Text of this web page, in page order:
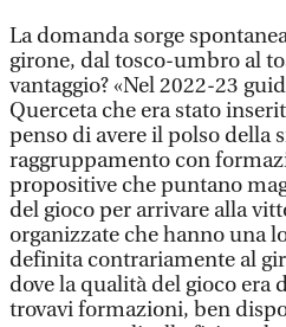
La domanda sorge
girone, dal tosco-umbro al
vantaggio? «Nel 2022-23
Querceta che era stato
penso di avere il polso della
raggruppamento con
propositive che puntano
del gioco per arrivare alla
organizzate che hanno una
definita contrariamente al
dove la qualità del gioco era
trovavi formazioni, ben